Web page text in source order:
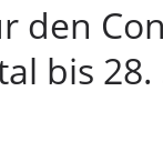
den
bis